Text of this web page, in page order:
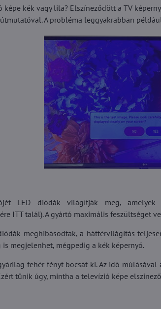
képe kék vagy lila? Elszíneződött a TV
A probléma leggyakrabban
LED diódák világítják meg,
ITT talál). A gyártó maximális feszültséget
meghibásodtak, a háttérvilágítás
megjelenhet, mégpedig a kék képernyő.
fehér fényt bocsát ki. Az idő
tűnik úgy, mintha a televízió képe